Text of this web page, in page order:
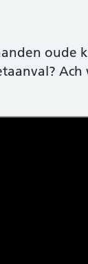
oude